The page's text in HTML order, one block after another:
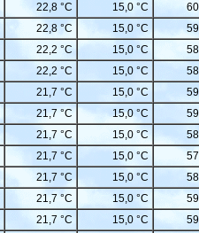
22,8 °C 15,0 °C
22,8 °C 15,0 °C
22,2 °C 15,0 °C
22,2 °C 15,0 °C
21,7 °C 15,0 °C
21,7 °C 15,0 °C
21,7 °C 15,0 °C
21,7 °C 15,0 °C
21,7 °C 15,0 °C
21,7 °C 15,0 °C
21,7 °C 15,0 °C